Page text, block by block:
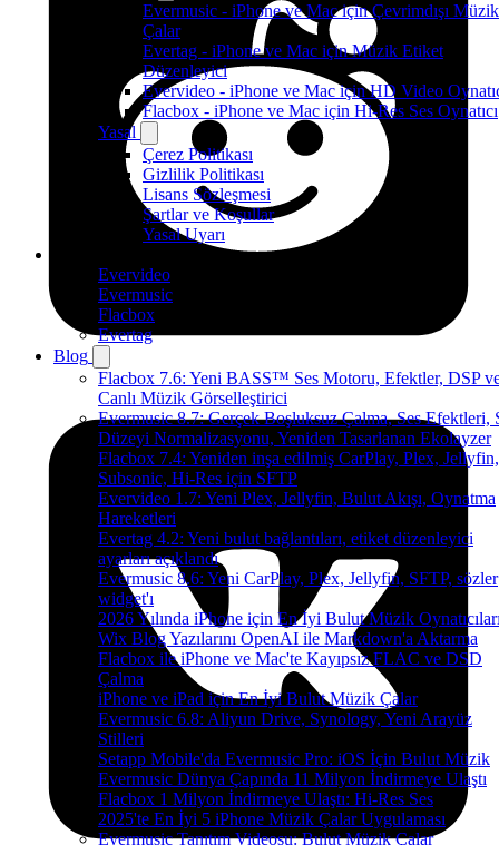
Evermusic - iPhone ve Mac için Çevrimdışı Müzik
Çalar
Evertag - iPhone ve Mac için Müzik Etiket
Düzenleyici
Evervideo - iPhone ve Mac için HD Video
Flacbox - iPhone ve Mac için Hi-Res Ses Oynatıcı
Yasal
Çerez Politikası
Gizlilik Politikası
Lisans Sözleşmesi
Şartlar ve Koşullar
Yasal Uyarı
Evervideo
Evermusic
Flacbox
Evertag
Blog
Flacbox 7.6: Yeni BASS™ Ses Motoru, Efektler, DSP
Canlı Müzik Görselleştirici
Evermusic 8.7: Gerçek Boşluksuz Çalma, Ses Efektleri,
Düzeyi Normalizasyonu, Yeniden Tasarlanan Ekolayzer
Flacbox 7.4: Yeniden inşa edilmiş CarPlay, Plex, Jellyfin,
Subsonic, Hi-Res için SFTP
Evervideo 1.7: Yeni Plex, Jellyfin, Bulut Akışı, Oynatma
Hareketleri
Evertag 4.2: Yeni bulut bağlantıları, etiket düzenleyici
ayarları açıklandı
Evermusic 8.6: Yeni CarPlay, Plex, Jellyfin, SFTP, sözler
widget'ı
2026 Yılında iPhone için En İyi Bulut Müzik
Wix Blog Yazılarını OpenAI ile Markdown'a Aktarma
Flacbox ile iPhone ve Mac'te Kayıpsız FLAC ve DSD
Çalma
iPhone ve iPad için En İyi Bulut Müzik Çalar
Evermusic 6.8: Aliyun Drive, Synology, Yeni Arayüz
Stilleri
Setapp Mobile'da Evermusic Pro: iOS İçin Bulut Müzik
Evermusic Dünya Çapında 11 Milyon İndirmeye Ulaştı
Flacbox 1 Milyon İndirmeye Ulaştı: Hi-Res Ses
2025'te En İyi 5 iPhone Müzik Çalar Uygulaması
Evermusic Tanıtım Videosu: Bulut Müzik Çalar